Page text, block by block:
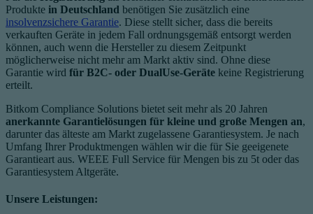
Produkte in Deutschland benötigen Sie zusätzlich eine
insolvenzsichere Garantie. Diese stellt sicher, dass die bereits
verkauften Geräte in jedem Fall ordnungsgemäß entsorgt werden
können, auch wenn die Hersteller zu diesem Zeitpunkt
möglicherweise nicht mehr am Markt aktiv sind. Ohne diese
Garantie wird für B2C- oder DualUse-Geräte keine Registrierung
erteilt.
Bitkom Compliance Solutions bietet seit mehr als 20 Jahren
anerkannte Garantielösungen für kleine und große Mengen an,
darunter das älteste am Markt zugelassene Garantiesystem. Je nach
Umfang Ihrer Produktmengen wählen wir die für Sie geeigenete
Garantieart aus. WEEE Full Service für Mengen bis zu 5t oder das
Garantiesystem Altgeräte.
Unsere Leistungen: